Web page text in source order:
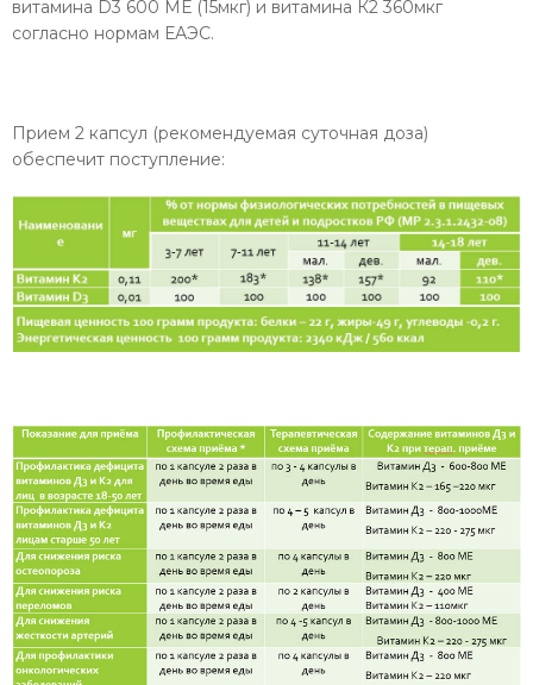
витамина D3 600 МЕ (15мкг) и витамина К2 360мкг
согласно нормам ЕАЭС.
Прием 2 капсул (рекомендуемая суточная доза)
обеспечит поступление: